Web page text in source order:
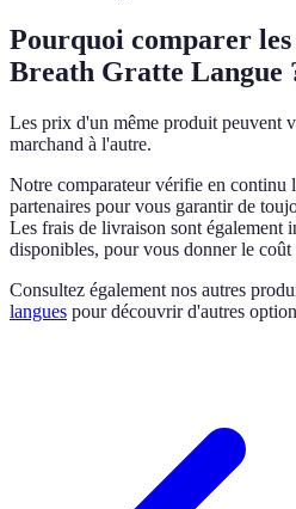
Pourquoi comparer
Breath Gratte Langue
Les prix d'un même produit peuvent
marchand à l'autre.
Notre comparateur vérifie en continu
partenaires pour vous garantir de
Les frais de livraison sont également
disponibles, pour vous donner le coût
Consultez également nos autres
langues pour découvrir d'autres